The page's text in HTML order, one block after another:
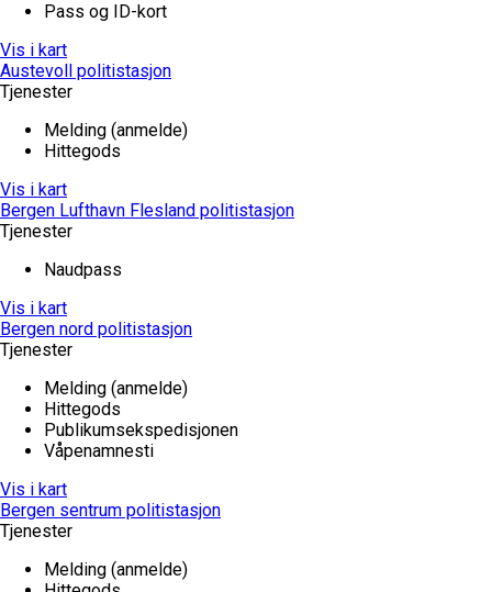
Pass og ID-kort
Vis i kart
Austevoll politistasjon
Tjenester
Melding (anmelde)
Hittegods
Vis i kart
Bergen Lufthavn Flesland politistasjon
Tjenester
Naudpass
Vis i kart
Bergen nord politistasjon
Tjenester
Melding (anmelde)
Hittegods
Publikumsekspedisjonen
Våpenamnesti
Vis i kart
Bergen sentrum politistasjon
Tjenester
Melding (anmelde)